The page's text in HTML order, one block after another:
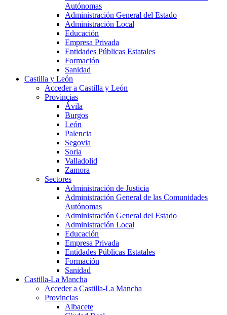
Autónomas
Administración General del Estado
Administración Local
Educación
Empresa Privada
Entidades Públicas Estatales
Formación
Sanidad
Castilla y León
Acceder a Castilla y León
Provincias
Ávila
Burgos
León
Palencia
Segovia
Soria
Valladolid
Zamora
Sectores
Administración de Justicia
Administración General de las Comunidades
Autónomas
Administración General del Estado
Administración Local
Educación
Empresa Privada
Entidades Públicas Estatales
Formación
Sanidad
Castilla-La Mancha
Acceder a Castilla-La Mancha
Provincias
Albacete